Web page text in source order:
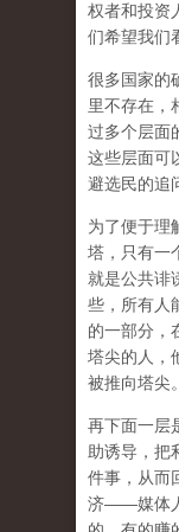
权者和投资
们希望我们
很多国家的
里不存在，
过多个层面
这些层面可
避选民的追
为了便于理
塔，只有一
就是公共诽
些，所有人
的一部分，
塔尖的人，
被推向塔尖。
再下面一层
助诱导，把
件事，从而
济——媒体